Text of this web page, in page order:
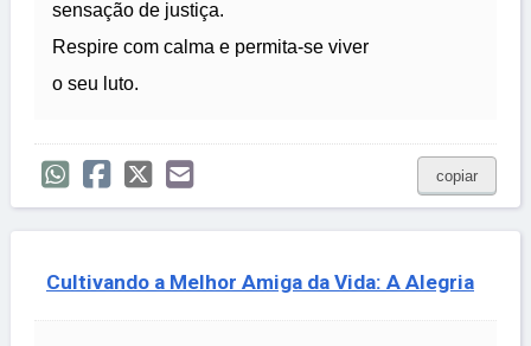
sensação de justiça.
Respire com calma e permita-se viver
o seu luto.
copiar
Cultivando a Melhor Amiga da Vida: A Alegria